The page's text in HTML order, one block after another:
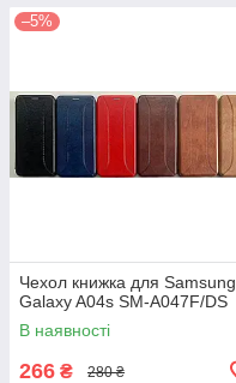
–5%
Чехол книжка для Samsung
Galaxy A04s SM-A047F/DS
В наявності
266 ₴ 280 ₴